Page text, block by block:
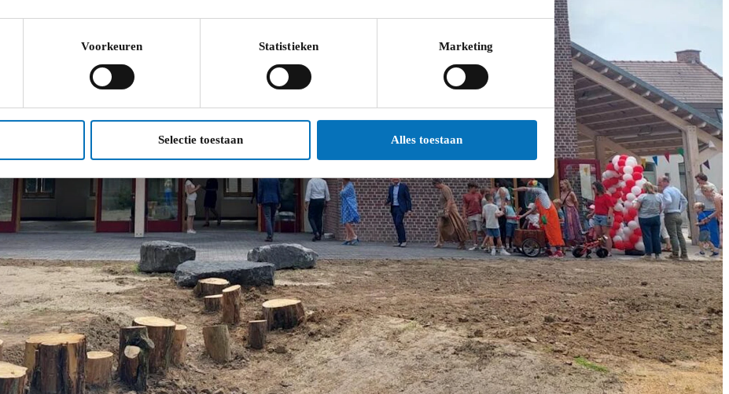
Voorkeuren Statistieken Marketing
Selectie toestaan Alles toestaan